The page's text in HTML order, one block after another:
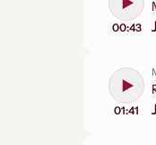
00:43
01:41